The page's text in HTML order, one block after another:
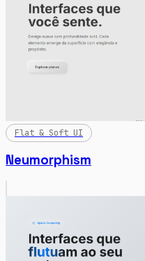
Flat & Soft UI
Neumorphism